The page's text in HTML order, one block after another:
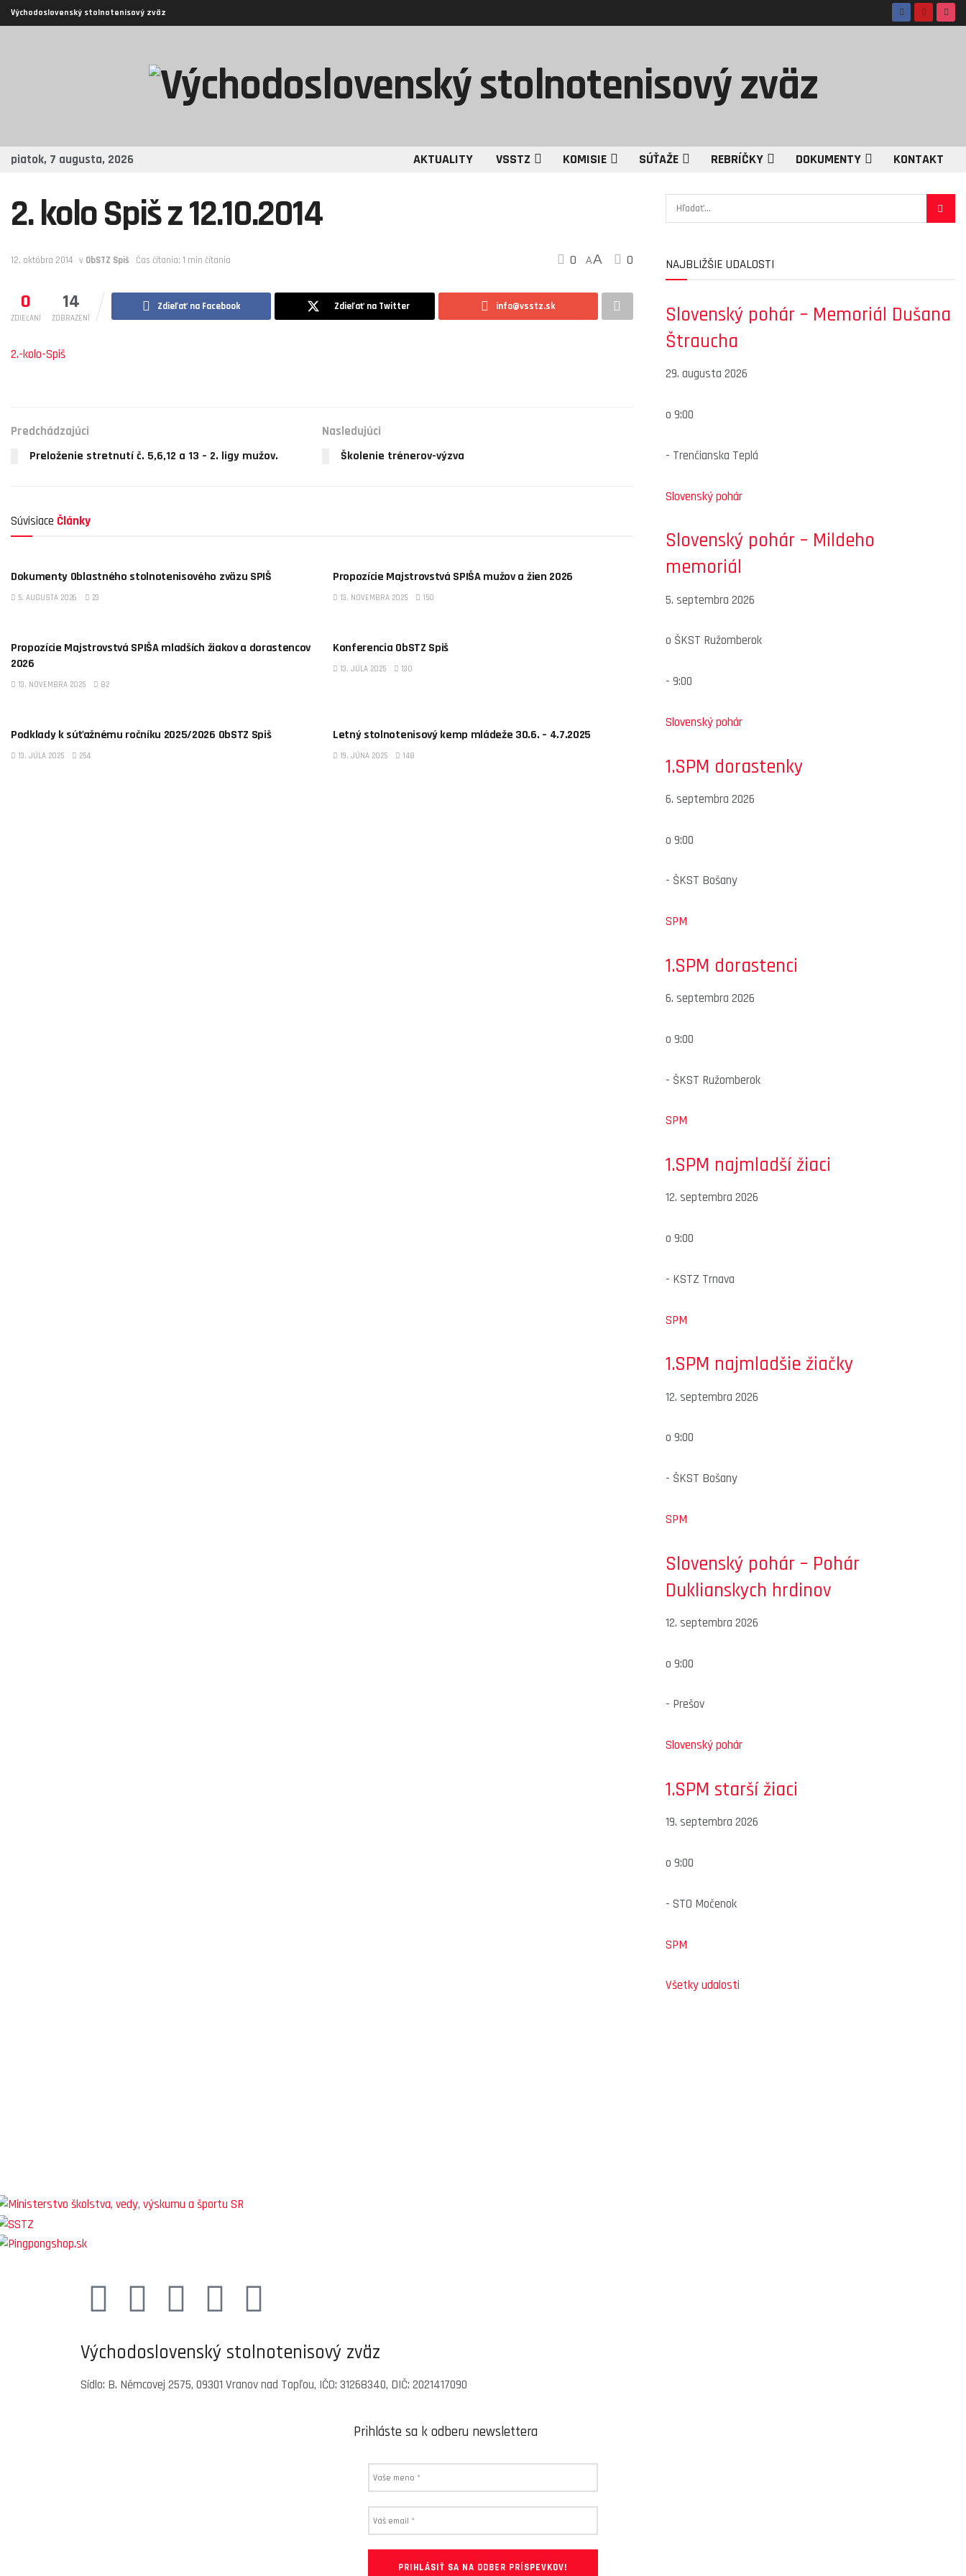
Východoslovenský stolnotenisový zväz
piatok, 7 augusta, 2026 AKTUALITY VSSTZ KOMISIE SÚŤAŽE REBRÍČKY DOKUMENTY KONTAKT
2. kolo Spiš z 12.10.2014
12. októbra 2014 v ObSTZ Spiš Čas čítania: 1 min čítania 0 AA 0
0
ZDIEĽANÍ
14
ZOBRAZENÍ
Zdieľať na Facebook Zdieľať na Twitter info@vsstz.sk
2.-kolo-Spiš
Predchádzajúci
Preloženie stretnutí č. 5,6,12 a 13 – 2. ligy mužov.
Nasledujúci
Školenie trénerov-výzva
Súvisiace Články
Dokumenty Oblastného stolnotenisového zväzu SPIŠ
5. AUGUSTA 2026 23
Propozície Majstrovstvá SPIŠA mužov a žien 2026
13. NOVEMBRA 2025
150
Propozície Majstrovstvá SPIŠA mladších žiakov a dorastencov
2026
13. NOVEMBRA 2025 82
Konferencia ObSTZ Spiš
13. JÚLA 2025 130
Podklady k súťažnému ročníku 2025/2026 ObSTZ Spiš
13. JÚLA 2025 254
Letný stolnotenisový kemp mládeže 30.6. – 4.7.2025
19. JÚNA 2025 148
NAJBLIŽŠIE UDALOSTI
Slovenský pohár – Memoriál Dušana
Štraucha
29. augusta 2026
o 9:00
- Trenčianska Teplá
Slovenský pohár
Slovenský pohár – Mildeho
memoriál
5. septembra 2026
o ŠKST Ružomberok
- 9:00
Slovenský pohár
1.SPM dorastenky
6. septembra 2026
o 9:00
- ŠKST Bošany
SPM
1.SPM dorastenci
6. septembra 2026
o 9:00
- ŠKST Ružomberok
SPM
1.SPM najmladší žiaci
12. septembra 2026
o 9:00
- KSTZ Trnava
SPM
1.SPM najmladšie žiačky
12. septembra 2026
o 9:00
- ŠKST Bošany
SPM
Slovenský pohár – Pohár
Duklianskych hrdinov
12. septembra 2026
o 9:00
- Prešov
Slovenský pohár
1.SPM starší žiaci
19. septembra 2026
o 9:00
- STO Močenok
SPM
Všetky udalosti
Východoslovenský stolnotenisový zväz
Sídlo: B. Němcovej 2575, 09301 Vranov nad Topľou, IČO: 31268340, DIČ: 2021417090
Prihláste sa k odberu newslettera